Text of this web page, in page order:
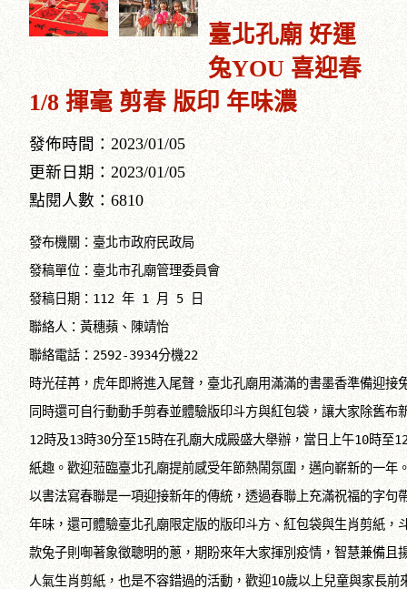
臺北孔廟 好運
兔YOU 喜迎春
1/8 揮毫 剪春 版印 年味濃
發佈時間：2023/01/05
更新日期：2023/01/05
點閱人數：6810
發布機關：臺北市政府民政局
發稿單位：臺北市孔廟管理委員會
發稿日期：112 年 1 月 5 日
聯絡人：黃穗蘋、陳靖怡
聯絡電話：2592-3934分機22
時光荏苒，虎年即將進入尾聲，臺北孔廟用滿滿的書墨香準備迎接
同時還可自行動動手剪春並體驗版印斗方與紅包袋，讓大家除舊
12時及13時30分至15時在孔廟大成殿盛大舉辦，當日上午10時至
紙趣。歡迎蒞臨臺北孔廟提前感受年節熱鬧氛圍，邁向嶄新的一年
以書法寫春聯是一項迎接新年的傳統，透過春聯上充滿祝福的字句
年味，還可體驗臺北孔廟限定版的版印斗方、紅包袋與生肖剪紙，
款兔子則啣著象徵聰明的蔥，期盼來年大家揮別疫情，智慧兼備且
人氣生肖剪紙，也是不容錯過的活動，歡迎10歲以上兒童與家長